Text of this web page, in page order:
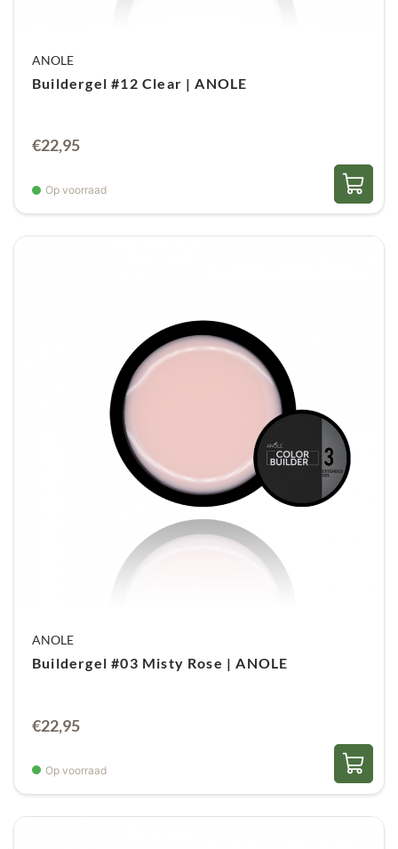
ANOLE
Buildergel #12 Clear | ANOLE
€22,95
Op voorraad
ANOLE
Buildergel #03 Misty Rose | ANOLE
€22,95
Op voorraad